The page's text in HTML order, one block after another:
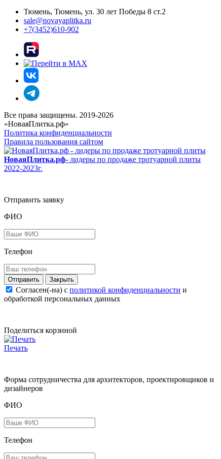
Тюмень, Тюмень, ул. 30 лет Победы 8 ст.2
sale@novayaplitka.ru
+7(3452)610-902
Все права защищены. 2019-2026
«НоваяПлитка.рф»
Политика конфиденциальности
Правила пользования сайтом
НоваяПлитка.рф- лидеры по продаже тротуарной плиты
2022-2023г.
Отправить заявку
ФИО
Телефон
Закрыть
Согласен(-на) c политикой конфиденциальности и
обработкой персональных данных
Поделиться корзиной
Печать
Форма сотрудничества для архитекторов, проектировщиков и
дизайнеров
ФИО
Телефон